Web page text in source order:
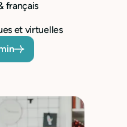
français
et virtuelles